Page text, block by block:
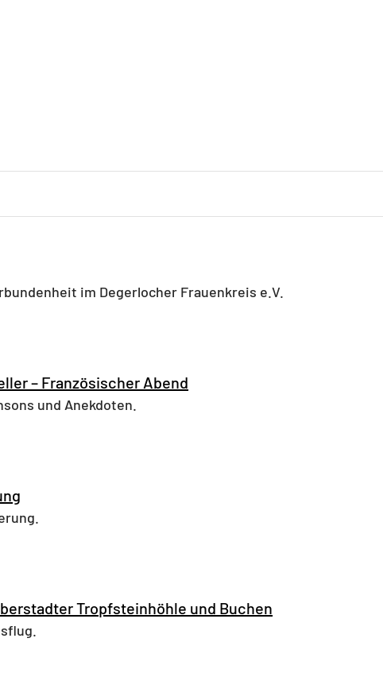
im Degerlocher Frauenkreis e.V.
– Französischer Abend
und Anekdoten.
Tropfsteinhöhle und Buchen